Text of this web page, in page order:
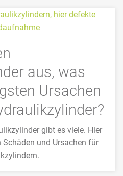
repariert,
Hydraulikzylinders ist
Hydraulikzylindern die
Neukauf eines neuen
aus, was
Ursachen
gibt es viele. Hier
und Ursachen für